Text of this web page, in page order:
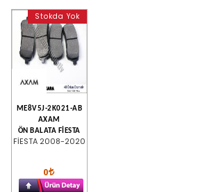
Stokda Yok
ME8V5J-2K021-AB
AXAM
ÖN BALATA FİESTA
FİESTA 2008-2020
0